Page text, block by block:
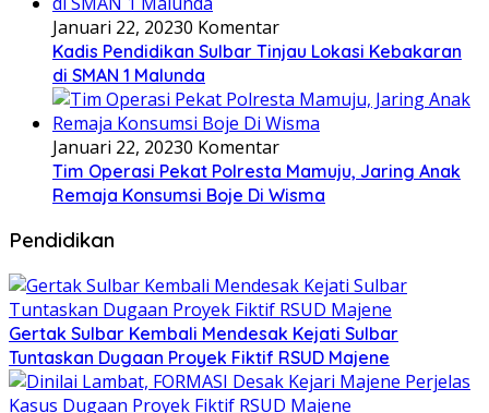
Januari 22, 20230 Komentar
Kadis Pendidikan Sulbar Tinjau Lokasi Kebakaran
di SMAN 1 Malunda
Januari 22, 20230 Komentar
Tim Operasi Pekat Polresta Mamuju, Jaring Anak
Remaja Konsumsi Boje Di Wisma
Pendidikan
Gertak Sulbar Kembali Mendesak Kejati Sulbar
Tuntaskan Dugaan Proyek Fiktif RSUD Majene